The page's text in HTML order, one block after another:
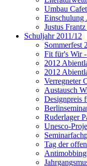
Umbau
Einschulung
Justus
Schuljahr 2011/12
Sommerfest
Fit für's Wir
2012
2012
Verregneter
Austausch
Designpreis
Ruderlager
Unesco-
Tag der